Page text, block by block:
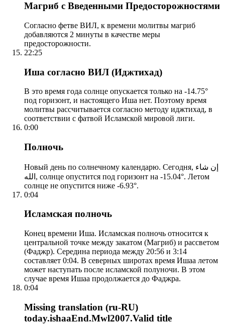
Магриб с Введенными Предосторожностями
Согласно фетве ВИЛ, к времени молитвы магриб
добавляются 2 минуты в качестве меры
предосторожности.
22:25
Иша согласно ВИЛ (Иджтихад)
В это время года солнце опускается только на -14.75°
под горизонт, и настоящего Иша нет. Поэтому время
молитвы рассчитывается согласно методу иджтихад, в
соответствии с фатвой Исламской мировой лиги.
0:00
Полночь
Новый день по солнечному календарю. Сегодня, إن شاء
الله, солнце опустится под горизонт на -15.04°. Летом
солнце не опустится ниже -6.93°.
0:04
Исламская полночь
Конец времени Иша. Исламская полночь относится к
центральной точке между закатом (Магриб) и рассветом
(Фаджр). Середина периода между 20:56 и 3:14
составляет 0:04. В северных широтах время Ишаа летом
может наступать после исламской полуночи. В этом
случае время Ишаа продолжается до Фаджра.
0:04
Missing translation (ru-RU)
today.ishaaEnd.Mwl2007.Valid title